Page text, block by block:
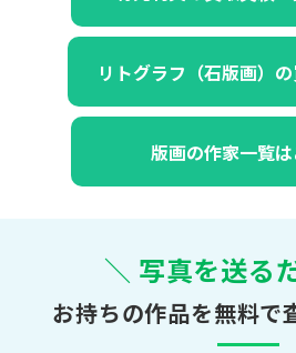
リトグラフ（石版画）
版画の作家一覧
＼ 写真を送る
お持ちの作品を無料で